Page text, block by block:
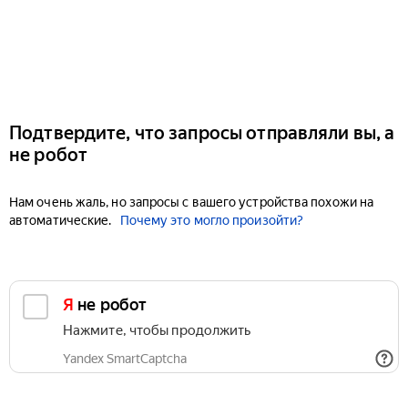
Подтвердите, что запросы отправляли вы, а
не робот
Нам очень жаль, но запросы с вашего устройства похожи на
автоматические.
Почему это могло произойти?
Я не робот
Нажмите, чтобы продолжить
Yandex SmartCaptcha